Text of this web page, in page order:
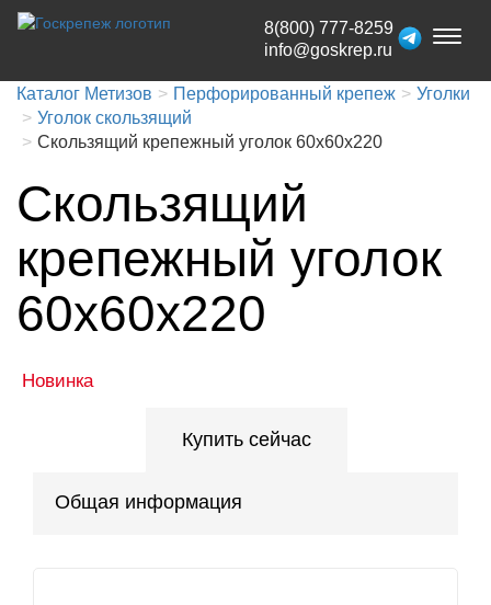
Toggle
8(800) 777-8259
info@goskrep.ru
Каталог Метизов Перфорированный крепеж
Уголки
Уголок скользящий
Скользящий крепежный уголок 60х60х220
Скользящий
крепежный уголок
60х60х220
Новинка
Купить сейчас
Общая информация